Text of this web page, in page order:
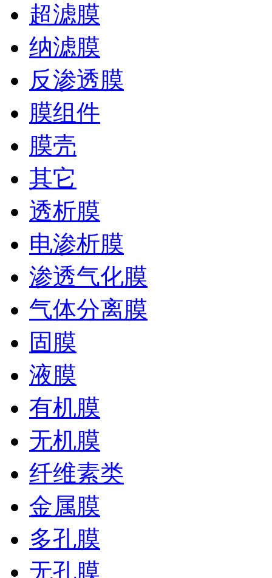
超滤膜
纳滤膜
反渗透膜
膜组件
膜壳
其它
透析膜
电渗析膜
渗透气化膜
气体分离膜
固膜
液膜
有机膜
无机膜
纤维素类
金属膜
多孔膜
无孔膜